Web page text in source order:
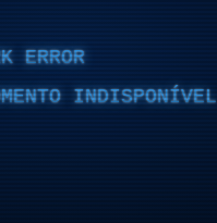
ERROR
INDISPONÍVEL